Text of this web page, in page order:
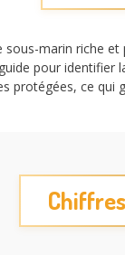
marin riche
pour
protégées, ce qui